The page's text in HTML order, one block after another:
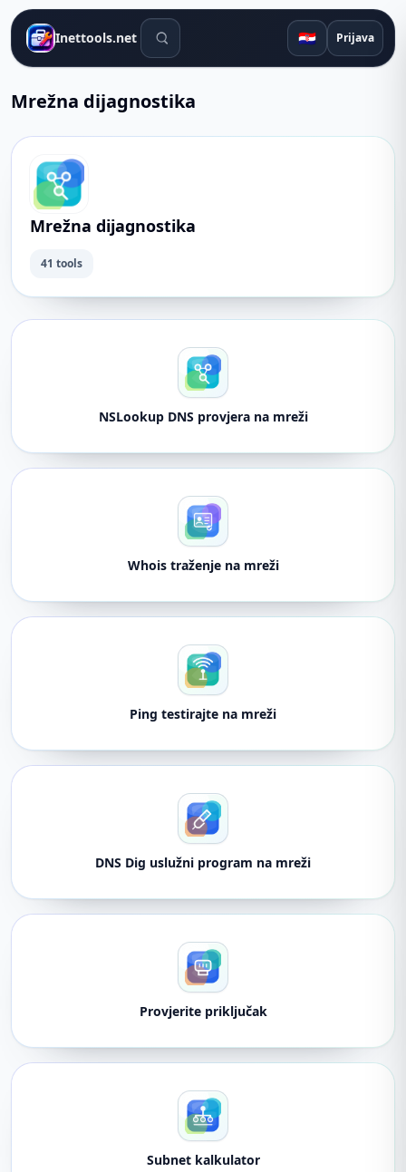
Inettools.net Alati za pretraživanje 🇭🇷 Prijava
Mrežna dijagnostika
Mrežna dijagnostika
41 tools
NSLookup DNS provjera na mreži
Whois traženje na mreži
Ping testirajte na mreži
DNS Dig uslužni program na mreži
Provjerite priključak
Subnet kalkulator